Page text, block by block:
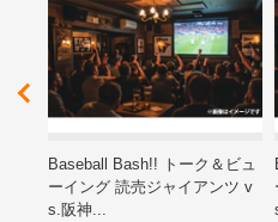
Baseball Bash!! トーク＆ビュ
ーイング 読売ジャイアンツ v
s.阪神...